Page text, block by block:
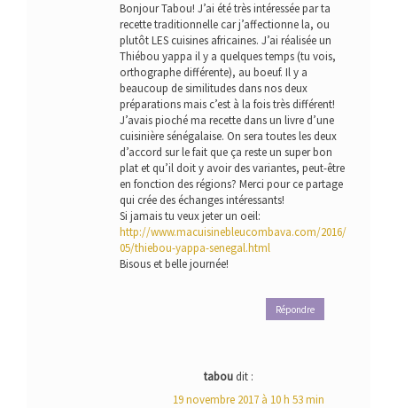
Bonjour Tabou! J’ai été très intéressée par ta
recette traditionnelle car j’affectionne la, ou
plutôt LES cuisines africaines. J’ai réalisée un
Thiébou yappa il y a quelques temps (tu vois,
orthographe différente), au boeuf. Il y a
beaucoup de similitudes dans nos deux
préparations mais c’est à la fois très différent!
J’avais pioché ma recette dans un livre d’une
cuisinière sénégalaise. On sera toutes les deux
d’accord sur le fait que ça reste un super bon
plat et qu’il doit y avoir des variantes, peut-être
en fonction des régions? Merci pour ce partage
qui crée des échanges intéressants!
Si jamais tu veux jeter un oeil:
http://www.macuisinebleucombava.com/2016/
05/thiebou-yappa-senegal.html
Bisous et belle journée!
Répondre
tabou dit :
19 novembre 2017 à 10 h 53 min